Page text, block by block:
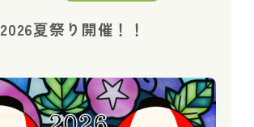
先生
2026夏祭り開催！！